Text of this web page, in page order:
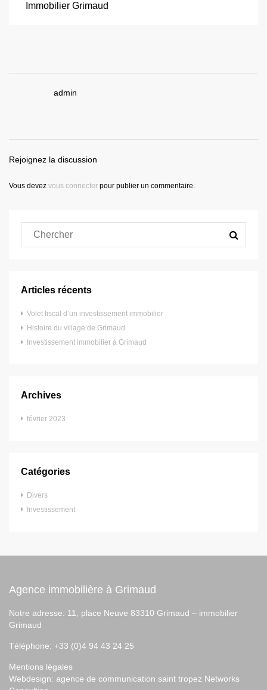
Immobilier Grimaud
admin
Rejoignez la discussion
Vous devez vous connecter pour publier un commentaire.
Articles récents
Volet fiscal d’un investissement immobilier
Histoire du village de Grimaud
Investissement immobilier à Grimaud
Archives
février 2023
Catégories
Divers
Investissement
Agence immobilière à Grimaud
Notre adresse: 11, place Neuve 83310 Grimaud – immobilier
Grimaud
Téléphone: +33 (0)4 94 43 24 25
Mentions légales
Webdesign: agence de communication saint tropez Networks